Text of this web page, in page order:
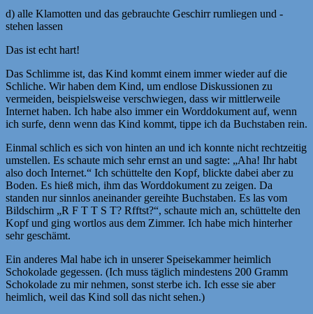
d) alle Klamotten und das gebrauchte Geschirr rumliegen und -
stehen lassen
Das ist echt hart!
Das Schlimme ist, das Kind kommt einem immer wieder auf die
Schliche. Wir haben dem Kind, um endlose Diskussionen zu
vermeiden, beispielsweise verschwiegen, dass wir mittlerweile
Internet haben. Ich habe also immer ein Worddokument auf, wenn
ich surfe, denn wenn das Kind kommt, tippe ich da Buchstaben rein.
Einmal schlich es sich von hinten an und ich konnte nicht rechtzeitig
umstellen. Es schaute mich sehr ernst an und sagte: „Aha! Ihr habt
also doch Internet.“ Ich schüttelte den Kopf, blickte dabei aber zu
Boden. Es hieß mich, ihm das Worddokument zu zeigen. Da
standen nur sinnlos aneinander gereihte Buchstaben. Es las vom
Bildschirm „R F T T S T? Rfftst?“, schaute mich an, schüttelte den
Kopf und ging wortlos aus dem Zimmer. Ich habe mich hinterher
sehr geschämt.
Ein anderes Mal habe ich in unserer Speisekammer heimlich
Schokolade gegessen. (Ich muss täglich mindestens 200 Gramm
Schokolade zu mir nehmen, sonst sterbe ich. Ich esse sie aber
heimlich, weil das Kind soll das nicht sehen.)